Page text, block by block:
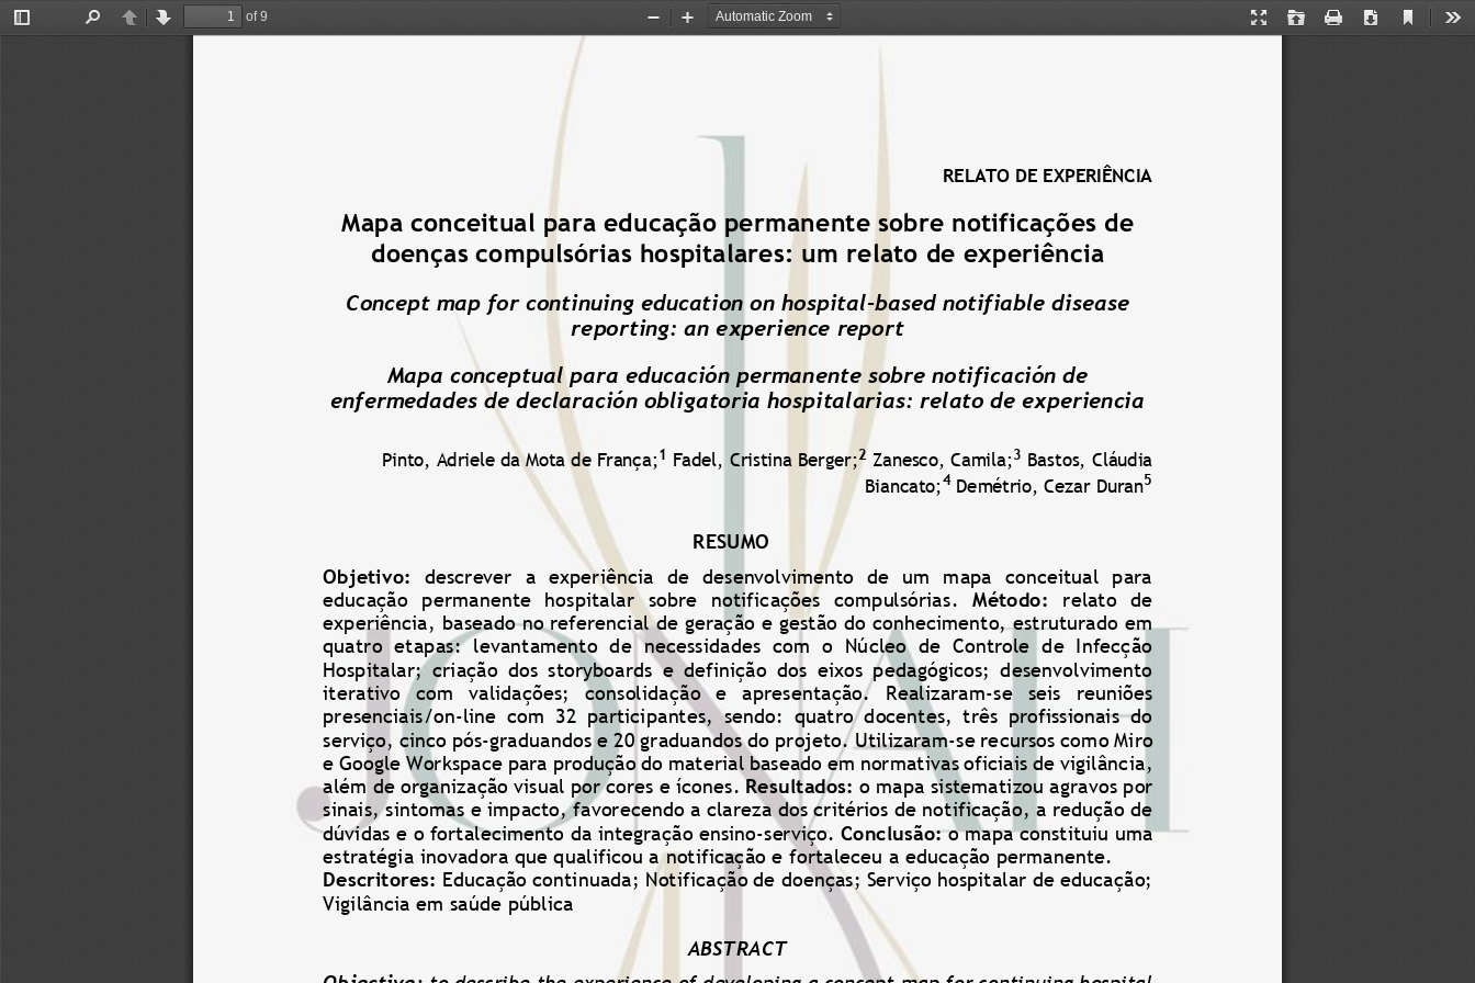
Toggle
PreviousNext
of 9
Presentation
Open Print Download
Current
Zoom
Zoom
RELATO DE EXPERIÊNCIA
Mapa conceitual para educação permanente sobre notificações de
doenças compulsórias hospitalares: um relato de experiência
Concept map for continuing education on hospital-based notifiable disease
reporting: an experience report
Mapa conceptual para educación permanente sobre notificación de
enfermedades de declaración obligatoria hospitalarias: relato de experiencia
Pinto, Adriele da Mota de França; 1 Fadel, Cristina Berger; 2 Zanesco, Camila; 3 Bastos, Cláudia
Biancato; 4 Demétrio Cezar Duran5
RESUMO
Objetivo:
descrever  a  experiência  de  desenvolvimento  de  um  mapa  conceitual  para
educação  permanente  hospitalar  sobre  notificações  compulsórias.
Método:
relato  de
experiência, baseado no referencial de geração e gestão do conhecimento, estruturado em
quatro  etapas:  levantamento  de  necessidades  com  o  Núcleo  de  Controle  de  Infecção
Hospitalar;  criação  dos  storyboards  e  definição  dos  eixos  pedagógicos;  desenvolvimento
iterativo  com   validações;   consolidação   e   apresentação.  Realizaram-se   seis   reuniões
presenciais/on-line  com  32  participantes,  sendo:  quatro  docentes,  três  profissionais  do
serviço, cinco pós-graduandos e 20 graduandos do projeto. Utilizaram-se recursos como Miro
e Google Workspace para produção do material baseado em normativas oficiais de vigilância,
além de organização visual por cores e ícones. Resultados: o mapa sistematizou agravos por
sinais, sintomas e impacto, favorecendo a clareza dos critérios de notificação, a redução de
dúvidas e o fortalecimento da integração ensino-serviço. Conclusão: o mapa constituiu uma
estratégia inovadora que qualificou a notificação e fortaleceu a educação permanente.
Descritores: Educação continuada; Notificação de doenças; Serviço hospitalar de educação;
Vigilância em saúde pública
ABSTRACT